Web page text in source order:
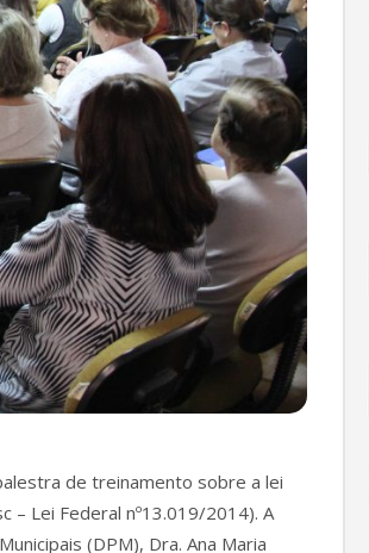
de treinamento sobre a lei
– Lei Federal nº13.019/2014). A
(DPM), Dra. Ana Maria